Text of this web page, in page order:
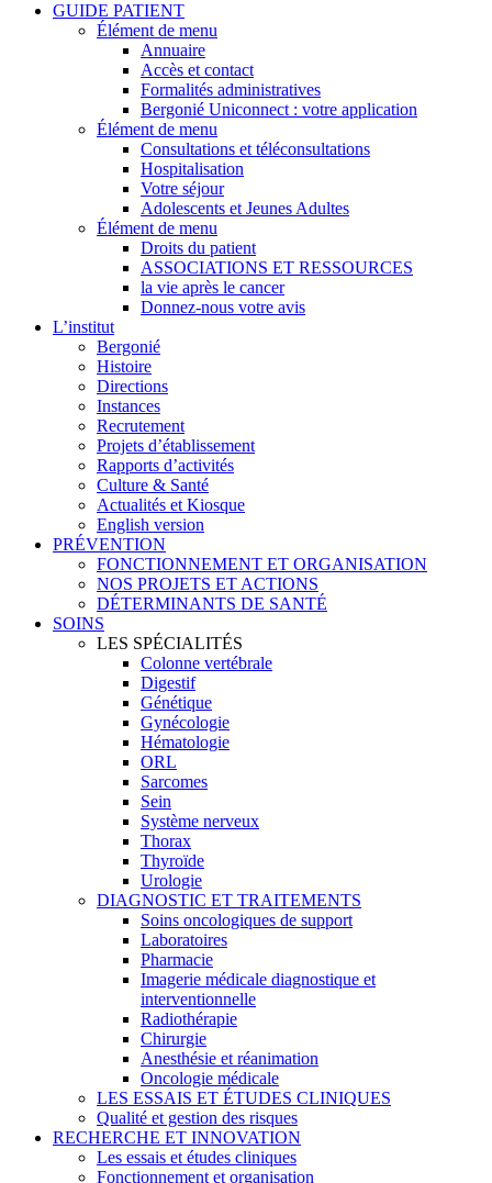
GUIDE PATIENT
Élément de menu
Annuaire
Accès et contact
Formalités administratives
Bergonié Uniconnect : votre application
Élément de menu
Consultations et téléconsultations
Hospitalisation
Votre séjour
Adolescents et Jeunes Adultes
Élément de menu
Droits du patient
ASSOCIATIONS ET RESSOURCES
la vie après le cancer
Donnez-nous votre avis
L’institut
Bergonié
Histoire
Directions
Instances
Recrutement
Projets d’établissement
Rapports d’activités
Culture & Santé
Actualités et Kiosque
English version
PRÉVENTION
FONCTIONNEMENT ET ORGANISATION
NOS PROJETS ET ACTIONS
DÉTERMINANTS DE SANTÉ
SOINS
LES SPÉCIALITÉS
Colonne vertébrale
Digestif
Génétique
Gynécologie
Hématologie
ORL
Sarcomes
Sein
Système nerveux
Thorax
Thyroïde
Urologie
DIAGNOSTIC ET TRAITEMENTS
Soins oncologiques de support
Laboratoires
Pharmacie
Imagerie médicale diagnostique et
interventionnelle
Radiothérapie
Chirurgie
Anesthésie et réanimation
Oncologie médicale
LES ESSAIS ET ÉTUDES CLINIQUES
Qualité et gestion des risques
RECHERCHE ET INNOVATION
Les essais et études cliniques
Fonctionnement et organisation